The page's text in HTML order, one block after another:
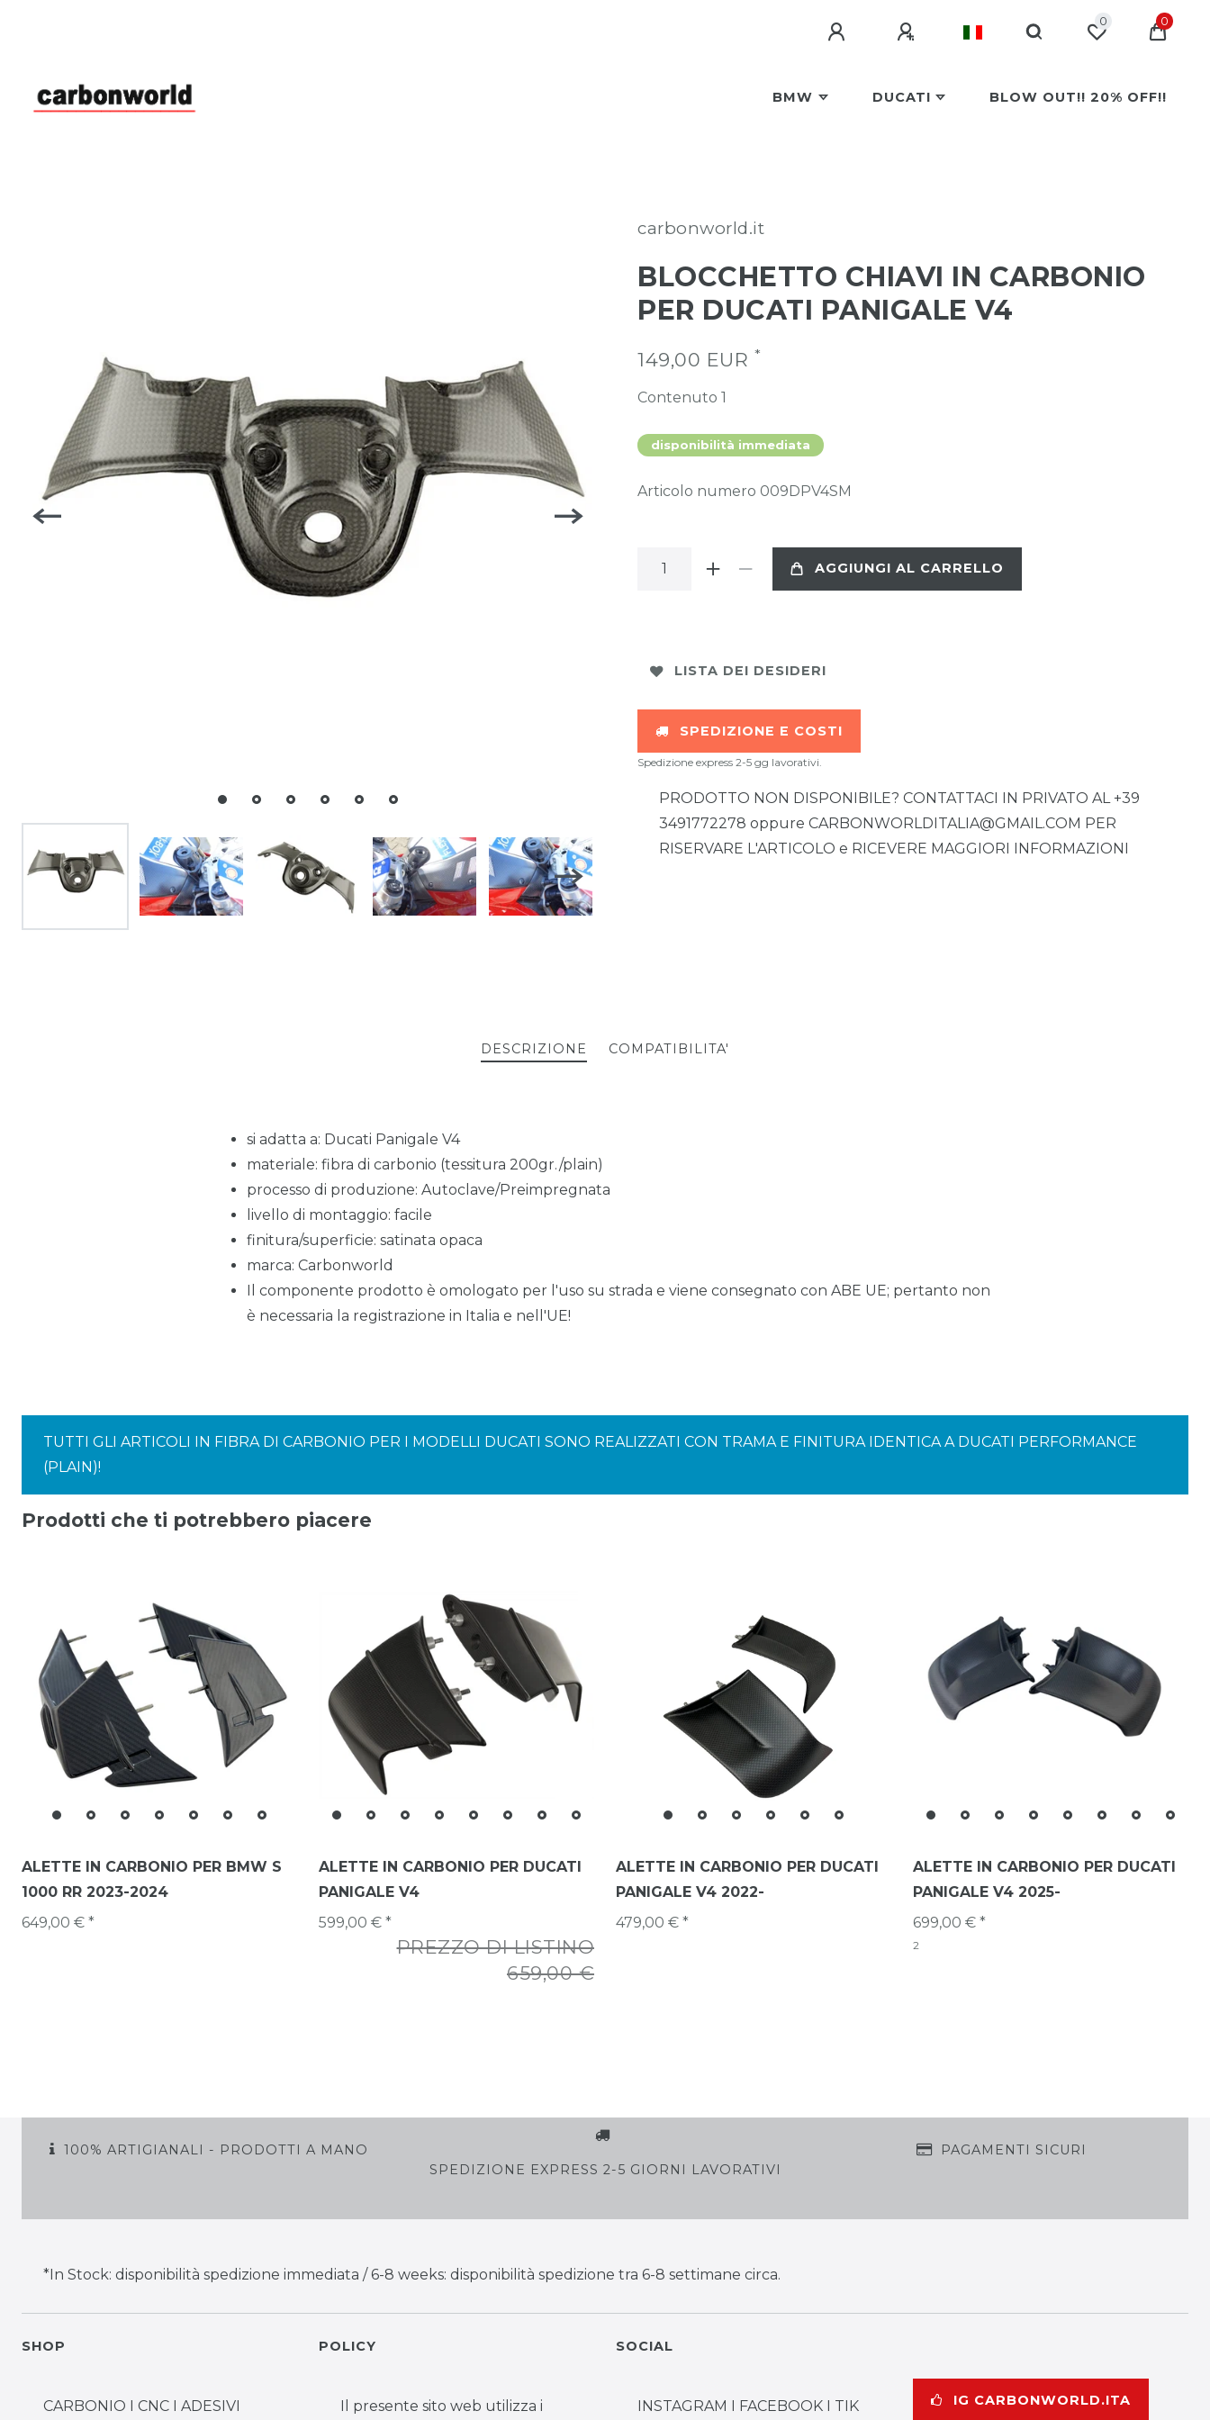
0 0
BMW DUCATI BLOW OUT!! 20% OFF!!
carbonworld.it
BLOCCHETTO CHIAVI IN CARBONIO
PER DUCATI PANIGALE V4
149,00 EUR *
Contenuto 1
disponibilità immediata
Articolo numero 009DPV4SM
AGGIUNGI AL CARRELLO
LISTA DEI DESIDERI
SPEDIZIONE E COSTI
Spedizione express 2-5 gg lavorativi.
PRODOTTO NON DISPONIBILE? CONTATTACI IN PRIVATO AL +39
3491772278 oppure CARBONWORLDITALIA@GMAIL.COM PER
RISERVARE L'ARTICOLO e RICEVERE MAGGIORI INFORMAZIONI
DESCRIZIONE COMPATIBILITA'
si adatta a: Ducati Panigale V4
materiale: fibra di carbonio (tessitura 200gr./plain)
processo di produzione: Autoclave/Preimpregnata
livello di montaggio: facile
finitura/superficie: satinata opaca
marca: Carbonworld
Il componente prodotto è omologato per l'uso su strada e viene consegnato con ABE UE; pertanto non
è necessaria la registrazione in Italia e nell'UE!
TUTTI GLI ARTICOLI IN FIBRA DI CARBONIO PER I MODELLI DUCATI SONO REALIZZATI CON TRAMA E FINITURA IDENTICA A DUCATI PERFORMANCE
(PLAIN)!
Prodotti che ti potrebbero piacere
ALETTE IN CARBONIO PER BMW S
1000 RR 2023-2024
649,00 € *
ALETTE IN CARBONIO PER DUCATI
PANIGALE V4
PREZZO DI LISTINO
659,00 €
599,00 € *
ALETTE IN CARBONIO PER DUCATI
PANIGALE V4 2022-
479,00 € *
ALETTE IN CARBONIO PER DUCATI
PANIGALE V4 2025-
699,00 € *
2
100% ARTIGIANALI - PRODOTTI A MANO
SPEDIZIONE EXPRESS 2-5 GIORNI LAVORATIVI
PAGAMENTI SICURI
*In Stock: disponibilità spedizione immediata / 6-8 weeks: disponibilità spedizione tra 6-8 settimane circa.
SHOP
CARBONIO I CNC I ADESIVI
POLICY
Il presente sito web utilizza i
SOCIAL
INSTAGRAM I FACEBOOK I TIK IG CARBONWORLD.ITA